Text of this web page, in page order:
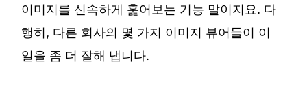
이미지를 신속하게 훑어보는 기능 말이지요. 다
행히, 다른 회사의 몇 가지 이미지 뷰어들이 이
일을 좀 더 잘해 냅니다.